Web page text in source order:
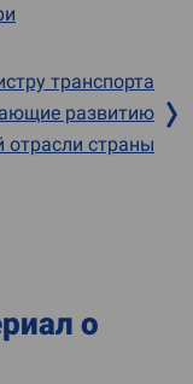
транспорта
развитию
отрасли страны
о